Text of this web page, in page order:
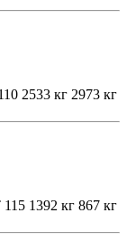
2533 кг 2973 кг
115 1392 кг 867 кг